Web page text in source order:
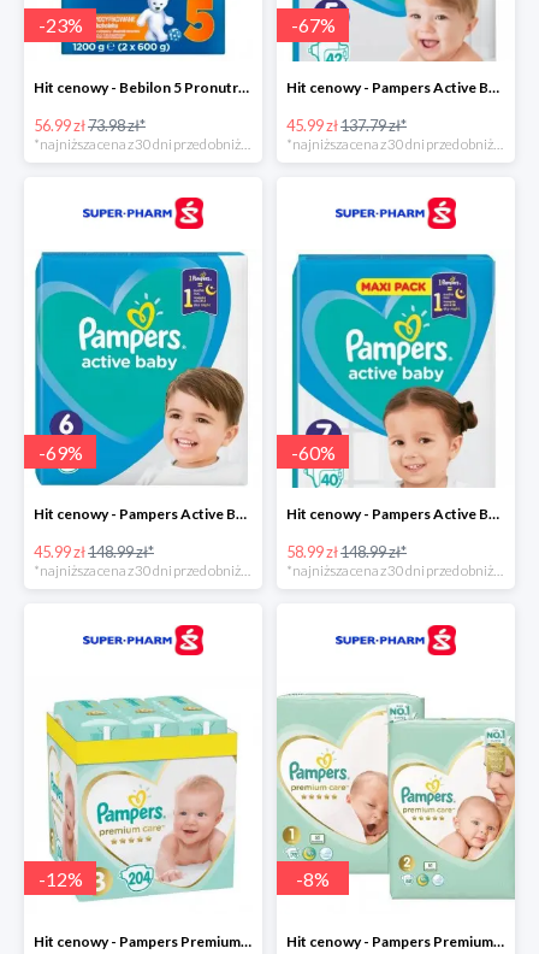
-23%
Hit cenowy - Bebilon 5 Pronutra Advance
56.99 zł73.98 zł*
*najniższa cena z 30 dni przed obniżką
-67%
Hit cenowy - Pampers Active Baby 5
45.99 zł137.79 zł*
*najniższa cena z 30 dni przed obniżką
-69%
Hit cenowy - Pampers Active Baby 6
45.99 zł148.99 zł*
*najniższa cena z 30 dni przed obniżką
-60%
Hit cenowy - Pampers Active Baby 7
58.99 zł148.99 zł*
*najniższa cena z 30 dni przed obniżką
-12%
Hit cenowy - Pampers Premium Care 3
-8%
Hit cenowy - Pampers Premium Care 1+2